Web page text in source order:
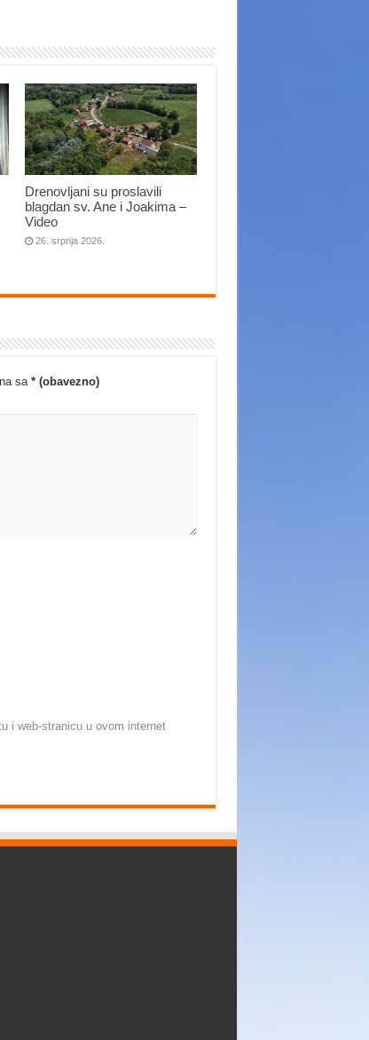
Drenovljani su proslavili
blagdan sv. Ane i Joakima –
Video
26. srpnja 2026.
sa * (obavezno)
i web-stranicu u ovom internet